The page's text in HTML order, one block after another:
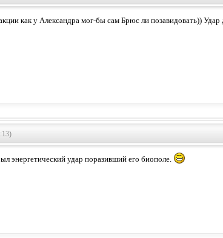
как у Александра мог-бы сам Брюс ли позавидовать))
энергетический удар поразивший его биополе.